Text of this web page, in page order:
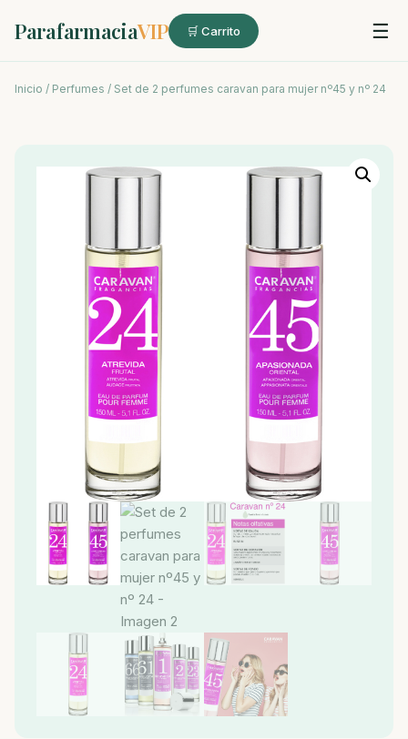
ParafarmaciaVIP 🛒 Carrito ☰
Inicio / Perfumes / Set de 2 perfumes caravan para mujer nº45 y nº 24